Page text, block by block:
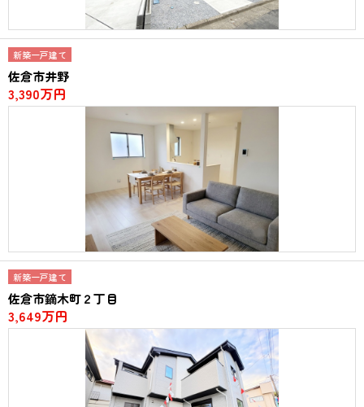
新築一戸建て
佐倉市井野
3,390万円
新築一戸建て
佐倉市鏑木町２丁目
3,649万円